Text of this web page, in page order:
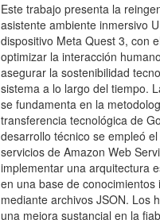
Este trabajo presenta la
asistente ambiente inmersivo
dispositivo Meta Quest 3, con
optimizar la interacción
asegurar la sostenibilidad
sistema a lo largo del tiempo.
se fundamenta en la
transferencia tecnológica de
desarrollo técnico se empleó
servicios de Amazon Web
implementar una arquitectura
en una base de conocimientos
mediante archivos JSON. Los
una mejora sustancial en la